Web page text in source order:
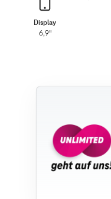
Display
6,9"